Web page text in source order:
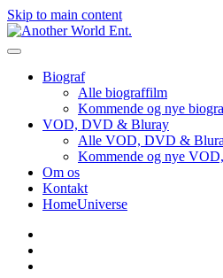
Skip to main content
Biograf
Alle biograffilm
Kommende og nye
VOD, DVD & Bluray
Alle VOD, DVD &
Kommende og nye
Om os
Kontakt
HomeUniverse